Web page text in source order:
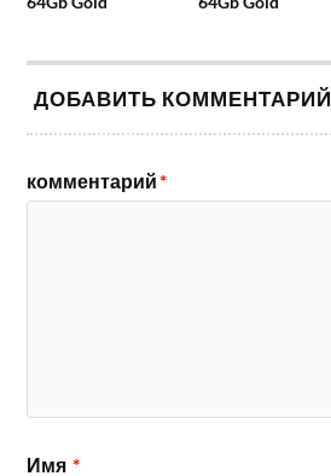
ДОБАВИТЬ КОММЕНТАРИЙ
комментарий*
Имя *